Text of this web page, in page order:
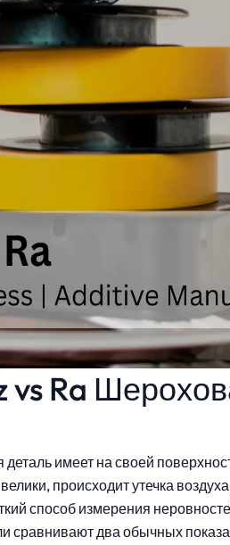
vs Ra
деталь имеет на своей
происходит утечка
способ измерения
сравнивают два обычных